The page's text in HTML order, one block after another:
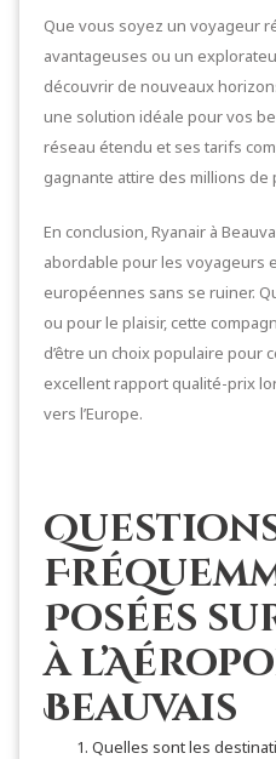
Que vous soyez un voyageur
avantageuses ou un
découvrir de nouveaux
une solution idéale pour vos
réseau étendu et ses tarifs
gagnante attire des millions de
En conclusion, Ryanair à
abordable pour les voyageurs
européennes sans se ruiner.
ou pour le plaisir, cette
d’être un choix populaire pour
excellent rapport qualité-prix
vers l’Europe.
Posées
à
Beauvais
Quelles sont les